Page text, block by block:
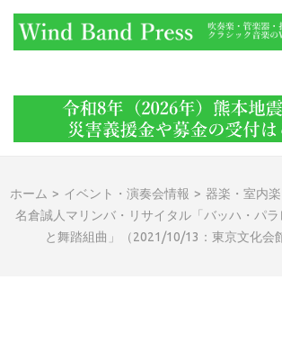
(Enter
ホーム > イベント・演奏会情報 > 器楽・室内
名倉誠人マリンバ・リサイタル「バッハ・パ
と舞踏組曲」（2021/10/13：東京文化会